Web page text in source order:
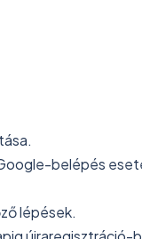
belépés
lépések.